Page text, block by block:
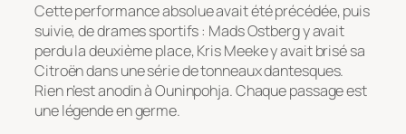
Cette performance absolue avait été précédée, puis
suivie, de drames sportifs : Mads Ostberg y avait
perdu la deuxième place, Kris Meeke y avait brisé sa
Citroën dans une série de tonneaux dantesques.
Rien n’est anodin à Ouninpohja. Chaque passage est
une légende en germe.